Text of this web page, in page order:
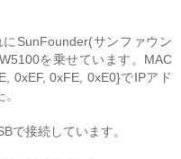
SunFounder(サンファウン
を乗せています。MAC
0xEF, 0xFE, 0xE0}でIPアド
で接続しています。